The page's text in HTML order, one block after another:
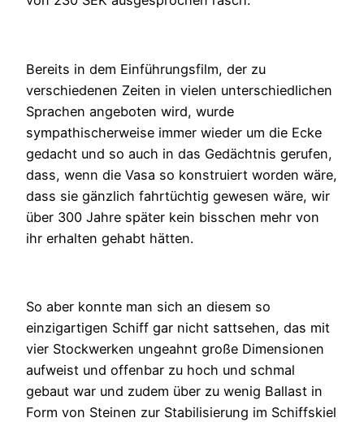
Bereits in dem Einführungsfilm, der zu
verschiedenen Zeiten in vielen unterschiedlichen
Sprachen angeboten wird, wurde
sympathischerweise immer wieder um die Ecke
gedacht und so auch in das Gedächtnis gerufen,
dass, wenn die Vasa so konstruiert worden wäre,
dass sie gänzlich fahrtüchtig gewesen wäre, wir
über 300 Jahre später kein bisschen mehr von
ihr erhalten gehabt hätten.
So aber konnte man sich an diesem so
einzigartigen Schiff gar nicht sattsehen, das mit
vier Stockwerken ungeahnt große Dimensionen
aufweist und offenbar zu hoch und schmal
gebaut war und zudem über zu wenig Ballast in
Form von Steinen zur Stabilisierung im Schiffskiel